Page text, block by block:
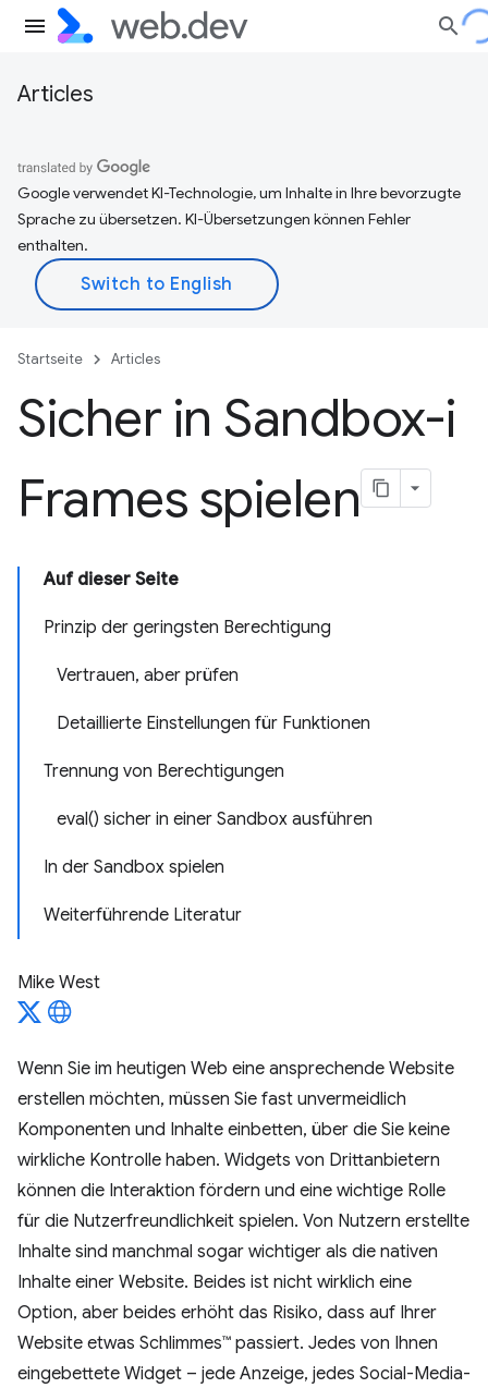
Articles
Google verwendet KI-Technologie, um Inhalte in Ihre bevorzugte
Sprache zu übersetzen. KI-Übersetzungen können Fehler
enthalten.
Startseite Articles
Sicher in Sandbox-i
Frames spielen
Auf dieser Seite
Prinzip der geringsten Berechtigung
Vertrauen, aber prüfen
Detaillierte Einstellungen für Funktionen
Trennung von Berechtigungen
eval() sicher in einer Sandbox ausführen
In der Sandbox spielen
Weiterführende Literatur
Mike West
Wenn Sie im heutigen Web eine ansprechende Website
erstellen möchten, müssen Sie fast unvermeidlich
Komponenten und Inhalte einbetten, über die Sie keine
wirkliche Kontrolle haben. Widgets von Drittanbietern
können die Interaktion fördern und eine wichtige Rolle
für die Nutzerfreundlichkeit spielen. Von Nutzern erstellte
Inhalte sind manchmal sogar wichtiger als die nativen
Inhalte einer Website. Beides ist nicht wirklich eine
Option, aber beides erhöht das Risiko, dass auf Ihrer
Website etwas Schlimmes™ passiert. Jedes von Ihnen
eingebettete Widget – jede Anzeige, jedes Social-Media-